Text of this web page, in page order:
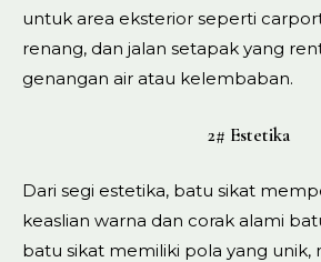
untuk area eksterior seperti
renang, dan jalan setapak yang
genangan air atau kelembaban.
2# Estetika
Dari segi estetika, batu sikat
keaslian warna dan corak alami
batu sikat memiliki pola yang unik,